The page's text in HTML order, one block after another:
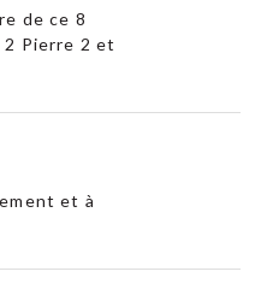
de ce 8
Pierre 2 et
et à